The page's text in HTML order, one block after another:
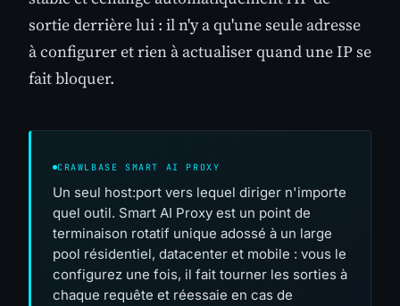
sortie derrière lui : il n'y a qu'une seule adresse
à configurer et rien à actualiser quand une IP se
fait bloquer.
CRAWLBASE SMART AI PROXY
Un seul host:port vers lequel diriger n'importe
quel outil. Smart AI Proxy est un point de
terminaison rotatif unique adossé à un large
pool résidentiel, datacenter et mobile : vous le
configurez une fois, il fait tourner les sorties à
chaque requête et réessaie en cas de